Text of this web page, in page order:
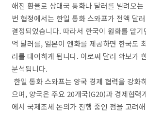
해진 환율로 상대국 통화나 달러를 빌려오
번 협정에서는 한일 통화 스와프가 전액 달
결정되었습니다. 따라서 한국이 원화를 맡
억 달러를, 일본이 엔화를 제공하면 한국도
러를 대여하게 됩니다. 이로써 달러 확보가
분석됩니다.
한일 통화 스와프는 양국 경제 협력을 강화
으며, 양국은 주요 20개국(G20)과 경제협력
에서 국제조세 논의가 진행 중인 점을 고려